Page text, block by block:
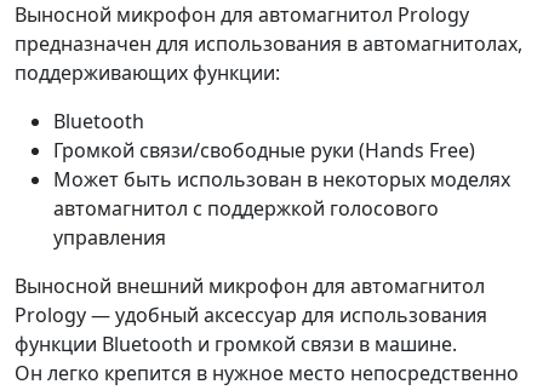
Выносной микрофон для автомагнитол Prology
предназначен для использования в автомагнитолах,
поддерживающих функции:
Bluetooth
Громкой связи/свободные руки (Hands Free)
Может быть использован в некоторых моделях
автомагнитол с поддержкой голосового
управления
Выносной внешний микрофон для автомагнитол
Prology — удобный аксессуар для использования
функции Bluetooth и громкой связи в машине.
Он легко крепится в нужное место непосредственно